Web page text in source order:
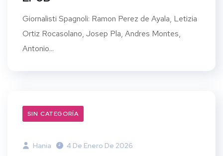
Giornalisti Spagnoli: Ramon Perez de Ayala, Letizia
Ortiz Rocasolano, Josep Pla, Andres Montes,
Antonio...
SIN CATEGORÍA
Hania 4 De Enero De 2026